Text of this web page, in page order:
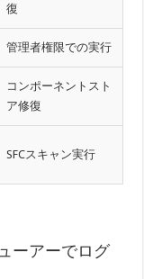
復
管理者権限での実行
コンポーネントスト
ア修復
SFCスキャン実行
ーアーでログ